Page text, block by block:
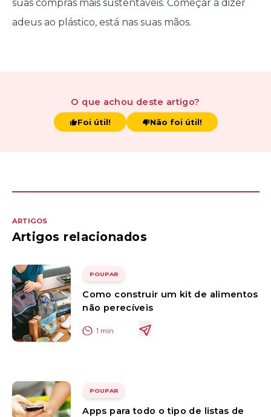
suas compras mais sustentáveis. Começar a dizer
adeus ao plástico, está nas suas mãos.
O que achou deste artigo?
Foi útil! Não foi útil!
ARTIGOS
Artigos relacionados
POUPAR
Como construir um kit de alimentos
não perecíveis
1 min
POUPAR
Apps para todo o tipo de listas de